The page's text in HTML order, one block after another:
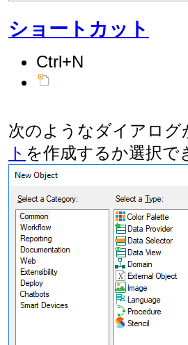
ショートカット
Ctrl+N
次のようなダイアロ
ト を作成するか選択で